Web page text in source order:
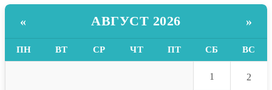
« АВГУСТ 2026 »
ПН ВТ СР ЧТ ПТ СБ ВС
1 2